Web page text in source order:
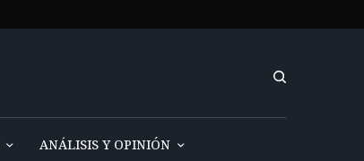
ANÁLISIS Y OPINIÓN